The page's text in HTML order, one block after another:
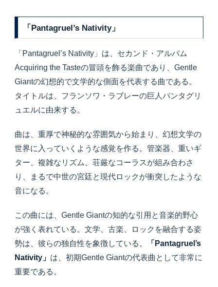
「Pantagruel’s Nativity」
「Pantagruel’s Nativity」は、セカンド・アルバム
Acquiring the Tasteの冒頭を飾る楽曲であり、Gentle
Giantの幻想的で文学的な側面を代表する曲である。
タイトルは、フランソワ・ラブレーの巨人パンタグリ
ュエルに由来する。
曲は、重厚で神秘的な雰囲気から始まり、幻想文学の
世界に入っていくような感覚を作る。管楽器、重いギ
ター、複雑なリズム、荘厳なコーラスが組み合わさ
り、まるで中世の宮廷と現代ロックが衝突したような
音になる。
この曲には、Gentle Giantの知的な引用と音楽的野心
が強く表れている。文学、古楽、ロックを融合する姿
勢は、彼らの独自性を象徴している。
「Pantagruel’s
Nativity」 は、初期Gentle Giantの代表曲として非常に
重要である。